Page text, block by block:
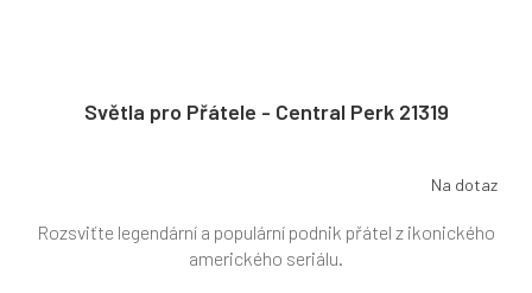
Světla pro Přátele - Central Perk 21319
Na dotaz
Rozsviťte legendární a populární podnik přátel z ikonického
amerického seriálu.